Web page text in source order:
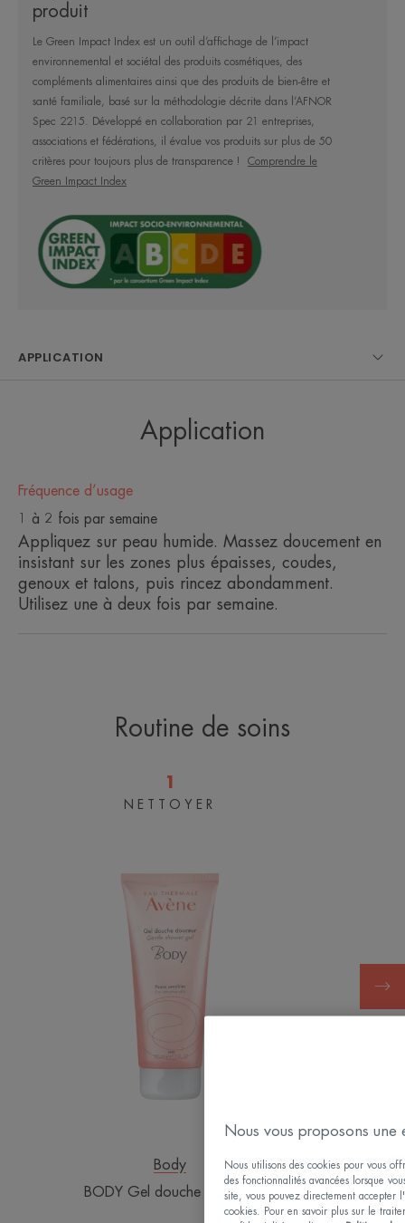
• Hydratant, grâce à des agents hydratants
d'origine végétale.
ENVIRONNEMENT
Fiche produit relative aux qualités et caractéristiques
environnementales
Emballage entièrement recyclable
+95%* des utilisatrices ont la peau douce et le grain de peau affiné.
Pourcentage de satisfaction dès la 1re application, 75 femmes présentant une
peau sensible, 21j.
produit
Le Green Impact Index est un outil d’affichage de l’impact
environnemental et sociétal des produits cosmétiques, des
compléments alimentaires ainsi que des produits de bien-être et
santé familiale, basé sur la méthodologie décrite dans l’AFNOR
Spec 2215. Développé en collaboration par 21 entreprises,
associations et fédérations, il évalue vos produits sur plus de 50
critères pour toujours plus de transparence !
Comprendre le
Green Impact Index
APPLICATION
Application
Fréquence d’usage
1 à 2 fois par semaine
Appliquez sur peau humide. Massez doucement en
insistant sur les zones plus épaisses, coudes,
genoux et talons, puis rincez abondamment.
Utilisez une à deux fois par semaine.
Routine de soins
1
BODY
douceur
NETTOYER
Body
BODY Gel douche douceur
Nous vous proposons
Nous utilisons des cookies pour vous
des fonctionnalités avancées lorsque
site, vous pouvez directement accepter
cookies. Pour en savoir plus sur le